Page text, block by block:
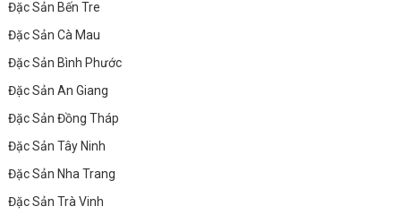
Đặc Sản Bến Tre
Đặc Sản Cà Mau
Đặc Sản Bình Phước
Đặc Sản An Giang
Đặc Sản Đồng Tháp
Đặc Sản Tây Ninh
Đặc Sản Nha Trang
Đặc Sản Trà Vinh